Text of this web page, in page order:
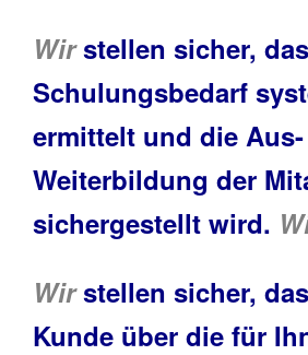
Wir stellen sicher,
Schulungsbedarf
ermittelt und die
Weiterbildung der
sichergestellt wird.
Wir stellen sicher,
Kunde über die für